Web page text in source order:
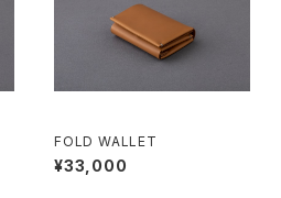
FOLD WALLET
¥33,000